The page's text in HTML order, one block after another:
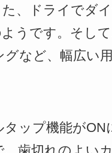
、ドライでダ
うです。そし
など、幅広い
ップ機能がON